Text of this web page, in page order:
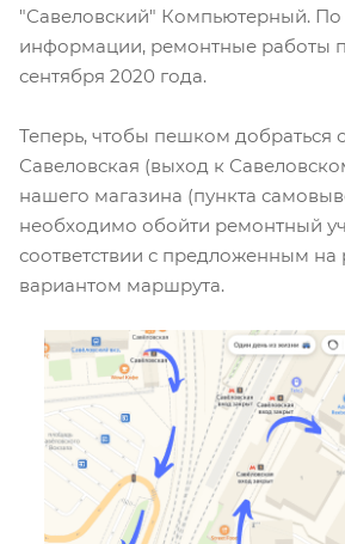
"Савеловский" Компьютерный.
информации, ремонтные работы
сентября 2020 года.
Теперь, чтобы пешком добраться
Савеловская (выход к
нашего магазина (пункта
необходимо обойти ремонтный
соответствии с предложенным на
вариантом маршрута.